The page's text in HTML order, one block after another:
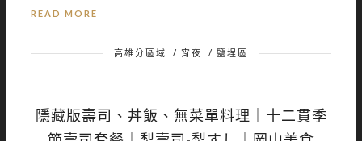
READ MORE
高雄分區域 / 宵夜 / 鹽埕區
隱藏版壽司、丼飯、無菜單料理｜十二貫季